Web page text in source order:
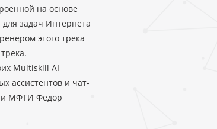
на основе
задач Интернета
этого трека
Multiskill AI
ассистентов и чат-
и МФТИ Федор